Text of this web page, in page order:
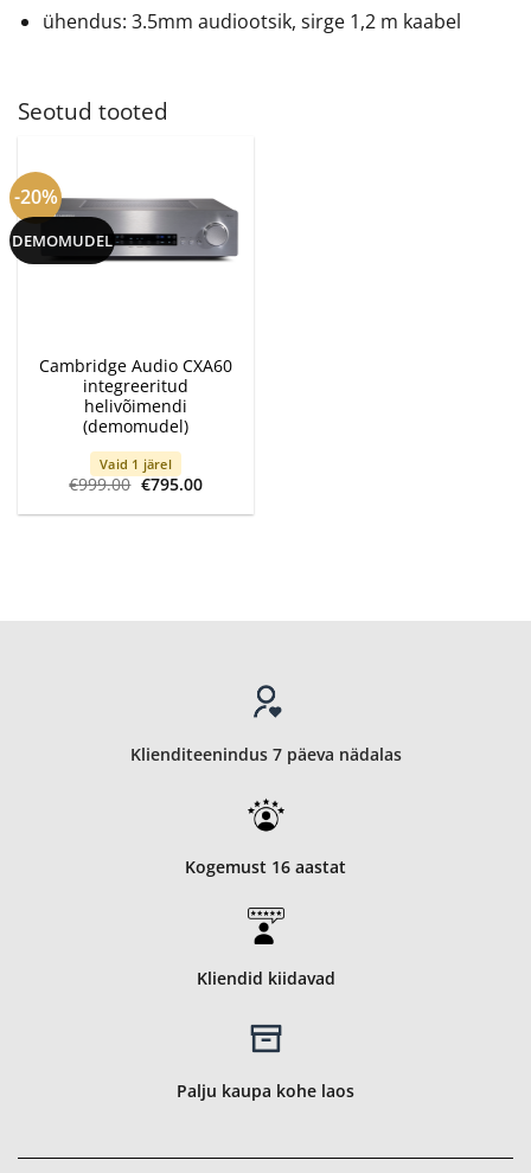
ühendus: 3.5mm audiootsik, sirge 1,2 m kaabel
Seotud tooted
-20%
DEMOMUDEL
Cambridge Audio CXA60
integreeritud
helivõimendi
(demomudel)
Vaid 1 järel
€999.00 Algne
hind
oli:
€795.00Current
is:
Klienditeenindus 7 päeva nädalas
Kogemust 16 aastat
Kliendid kiidavad
Palju kaupa kohe laos